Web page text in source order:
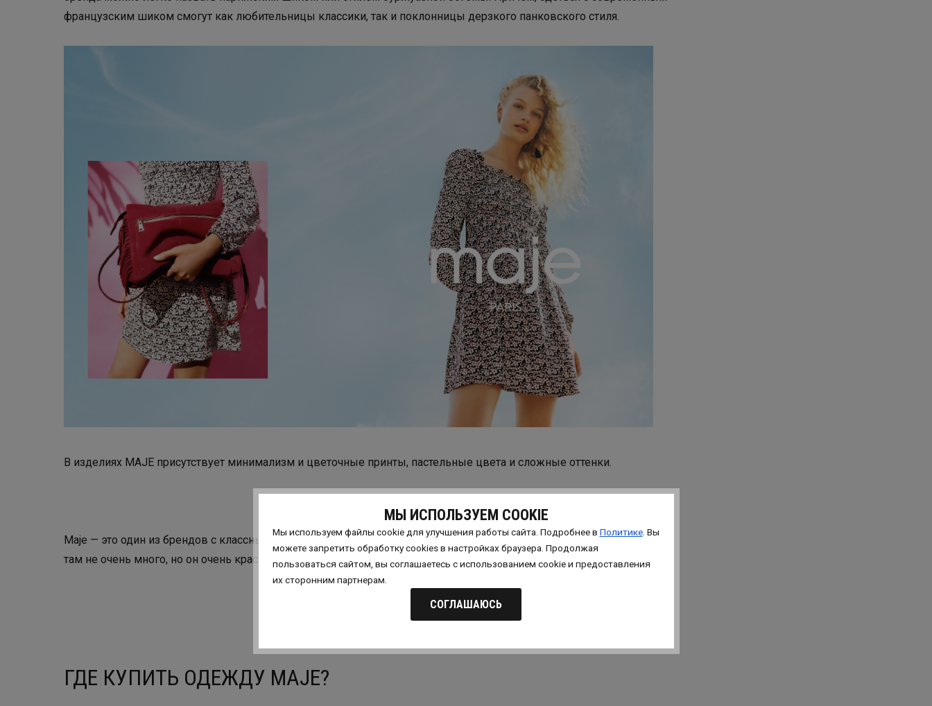
МЫ ИСПОЛЬЗУЕМ COOKIE
Мы используем файлы cookie для улучшения работы сайта. Подробнее в Политике. Вы
можете запретить обработку сookies в настройках браузера. Продолжая
пользоваться сайтом, вы соглашаетесь с использованием cookie и предоставления
их сторонним партнерам.
СОГЛАШАЮСЬ
французским шиком смогут как любительницы классики, так и поклонницы дерзкого панковского стиля.
В изделиях MAJE присутствует минимализм и цветочные принты, пастельные цвета и сложные оттенки.
Maje — это один из брендов с классными косухами! Всегда есть несколько цветов. Нашего любимого трикотажа
там не очень много, но он очень красивый. Кардиганы и джемперы оверсайз вообще невероятные.
ГДЕ КУПИТЬ ОДЕЖДУ MAJE?